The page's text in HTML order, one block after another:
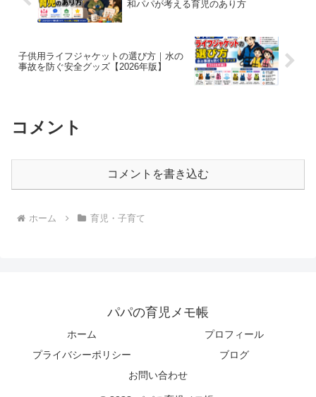
和パパが考える育児のあり方
子供用ライフジャケットの選び方｜水の
事故を防ぐ安全グッズ【2026年版】
コメント
コメントを書き込む
ホーム 育児・子育て
パパの育児メモ帳
ホーム
プロフィール
プライバシーポリシー
ブログ
お問い合わせ